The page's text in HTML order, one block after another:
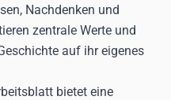
Nachdenken und
zentrale Werte und
auf ihr eigenes
bietet eine